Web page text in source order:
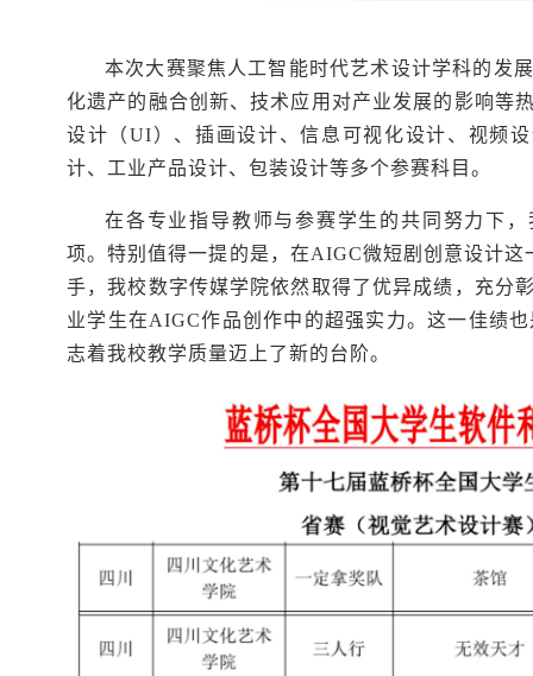
本次大赛聚焦人工智能时代艺术设计学科的发
化遗产的融合创新、技术应用对产业发展的影响等
设计（UI）、插画设计、信息可视化设计、视频
计、工业产品设计、包装设计等多个参赛科目。
在各专业指导教师与参赛学生的共同努力下
项。特别值得一提的是，在AIGC微短剧创意设计
手，我校数字传媒学院依然取得了优异成绩，充分
业学生在AIGC作品创作中的超强实力。这一佳绩
志着我校教学质量迈上了新的台阶。